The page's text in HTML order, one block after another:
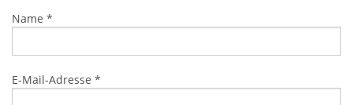
Name *
E-Mail-Adresse *